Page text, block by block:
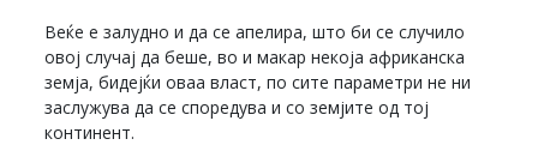
Веќе е залудно и да се апелира, што би се случило
овој случај да беше, во и макар некоја африканска
земја, бидејќи оваа власт, по сите параметри не ни
заслужува да се споредува и со земјите од тој
континент.